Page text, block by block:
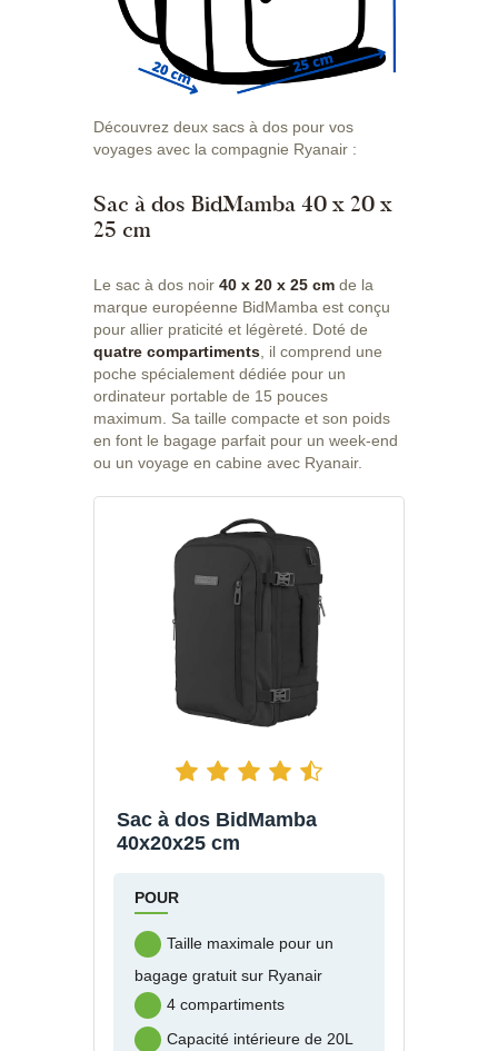
Découvrez deux sacs à dos pour vos
voyages avec la compagnie Ryanair :
Sac à dos BidMamba 40 x 20 x
25 cm
Le sac à dos noir 40 x 20 x 25 cm de la
marque européenne BidMamba est conçu
pour allier praticité et légèreté. Doté de
quatre compartiments, il comprend une
poche spécialement dédiée pour un
ordinateur portable de 15 pouces
maximum. Sa taille compacte et son poids
en font le bagage parfait pour un week-end
ou un voyage en cabine avec Ryanair.
Sac à dos BidMamba
40x20x25 cm
POUR
Taille maximale pour un
bagage gratuit sur Ryanair
4 compartiments
Capacité intérieure de 20L